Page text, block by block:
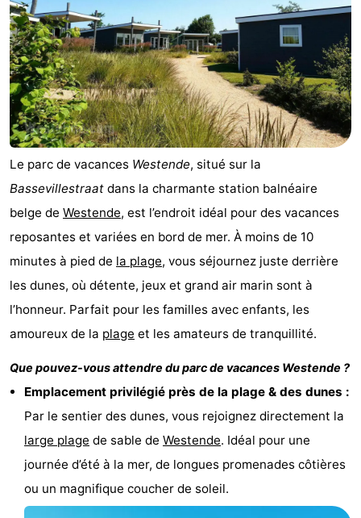
Oostduinkerke
aan
zee
-
Westende
Hôtels
Last
minutes
Plages
Voir
et
faire
Lieux
d'intérêt
-
Musées
-
Monuments
-
Points
de
vue
Attractions
-
Fermes
Terrains
de
Aires
Le parc de vacances Westende, situé sur la
Bassevillestraat dans la charmante station balnéaire
belge de Westende, est l’endroit idéal pour des vacances
reposantes et variées en bord de mer. À moins de 10
minutes à pied de la plage, vous séjournez juste derrière
les dunes, où détente, jeux et grand air marin sont à
l’honneur. Parfait pour les familles avec enfants, les
amoureux de la plage et les amateurs de tranquillité.
Que pouvez-vous attendre du parc de vacances Westende ?
Emplacement privilégié près de la plage & des dunes :
Par le sentier des dunes, vous rejoignez directement la
large plage de sable de Westende. Idéal pour une
journée d’été à la mer, de longues promenades côtières
ou un magnifique coucher de soleil.